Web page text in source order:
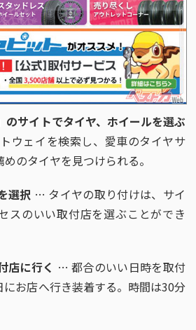
のサイトでタイヤ、ホイールを選ぶ
ウェイを検索し、愛車のタイヤサ
のタイヤを見つけられる。
選択 … タイヤの取り付けは、サイ
スのいい取付店を選ぶことができ
店に行く … 都合のいい日時を取付
お店へ行き装着する。時間は30分